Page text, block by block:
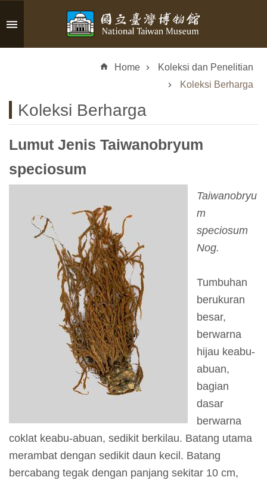
Skip to main content
c
e
S
e
h
i
K
u
n
Home
Koleksi dan Penelitian
Koleksi Berharga
Koleksi Berharga
Lumut Jenis Taiwanobryum
speciosum
Taiwanobryu
m
speciosum
Nog.
Tumbuhan
berukuran
besar,
berwarna
hijau keabu-
abuan,
bagian
dasar
berwarna
coklat keabu-abuan, sedikit berkilau. Batang utama
merambat dengan sedikit daun kecil. Batang
bercabang tegak dengan panjang sekitar 10 cm,